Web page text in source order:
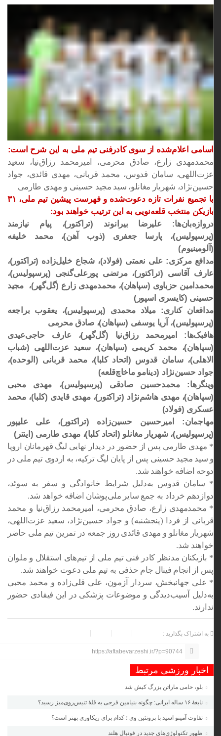
اسامی اعلام‌شده از سوی کادرفنی تیم ملی به این شرح است:
محمدمهدی زارع، صادق محرمی، امیرمحمد رزاق‌نیا، سعید
عزت‌اللهی، سامان قدوس، محمد قربانی، مهدی قائدی، جواد
حسین‌نژاد، شهریار مغانلو، سید مجید حسینی و مهدی طارمی
با تجمیع نفرات تازه دعوت‌شده و فهرست پیشین تیم ملی، ۳۱
بازیکن منتخب قلعه‌نویی به این ترتیب خواهند بود:
دروازه‌بان‌ها: علیرضا بیرانوند (تراکتور)، پیام نیازمند
(پرسپولیس)، پارسا جعفری (ذوب آهن)، محمد خلیفه
(آلومینیوم)
مدافع مرکزی: علی نعمتی (فولاد)، شجاع خلیل‌زاده (تراکتور)،
عارف آقاسی (تراکتور)، مرتضی پورعلی‌گنجی (پرسپولیس)،
محمدامین حزباوی (سپاهان)، محمدمهدی زارع (گل‌گهر)، مجید
حسینی (کایسری اسپور)
مدافعان کناری: میلاد محمدی (پرسپولیس)، یعقوب براجعه
(پرسپولیس)، آریا یوسفی (سپاهان)، صادق محرمی
هافبک‌ها: امیرمحمد رزاق‌نیا (گل‌گهر)، عارف حاجی‌عیدی
(سپاهان)، محمد کریمی (سپاهان)، سعید عزت‌اللهی (شباب
الاهلی)، سامان قدوس (اتحاد کلبا)، محمد قربانی (الوحده)،
جواد حسین‌نژاد (دینامو ماخاچ‌قلعه)
وینگرها: محمدحسین صادقی (پرسپولیس)، مهدی محبی
(سپاهان)، مهدی هاشم‌نژاد (تراکتور)، مهدی قایدی (کلبا)، محمد
عسکری (فولاد)
مهاجمان: امیرحسین حسین‌زاده (تراکتور)، علی علیپور
(پرسپولیس)، شهریار مغانلو (اتحاد کلبا)، مهدی طارمی (اینتر)
* مهدی طارمی پس از حضور در دیدار نهایی لیگ قهرمانان اروپا
و سید مجید حسینی پس از پایان لیگ ترکیه، به اردوی تیم ملی در
دوحه اضافه خواهند شد.
* سامان قدوس به‌دلیل شرایط خانوادگی و سفر به سوئد،
دوازدهم خرداد به جمع سایر ملی‌پوشان اضافه خواهد شد.
* محمدمهدی زارع، صادق محرمی، امیرمحمد رزاق‌نیا و محمد
قربانی از فردا (پنجشنبه) و جواد حسین‌نژاد، سعید عزت‌اللهی،
شهریار مغانلو و مهدی قائدی روز جمعه در تمرین تیم ملی حاضر
خواهند شد.
* بازیکنان مدنظر کادر فنی تیم ملی از تیم‌های استقلال و ملوان
پس از انجام فینال جام حذفی به تیم ملی دعوت خواهند شد.
* علی جهانبخش، سردار آزمون، علی قلی‌زاده و محمد محبی
به‌دلیل آسیب‌دیدگی و موضوعات پزشکی در این فیفادی حضور
ندارند.
به اشتراک بگذارید :
https://aftabevarzeshi.ir/?p=90744
اخبار ورزشی مرتبط
بلو، حامی ماراتن بزرگ کیش شد
نابغهٔ ۱۶ ساله ایرانی: چگونه بنیامین فرجی به قلهٔ تنیس‌روی‌میز رسید؟
تفاوت آمینو اسید با پروتئین وی ؛ کدام برای ریکاوری بهتر است؟
ظهور تکنولوژی‌های جدید در فوتبال هلند